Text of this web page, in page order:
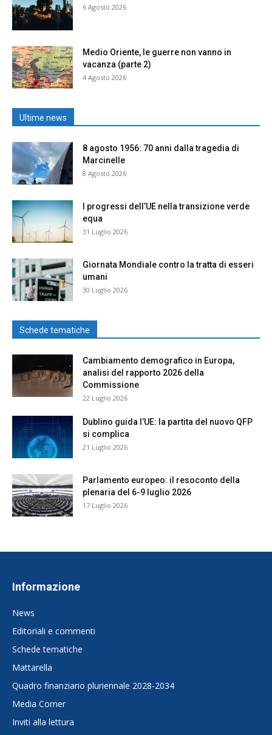
6 Agosto 2026
Medio Oriente, le guerre non vanno in
vacanza (parte 2)
4 Agosto 2026
Ultime news
8 agosto 1956: 70 anni dalla tragedia di
Marcinelle
8 Agosto 2026
I progressi dell’UE nella transizione verde
equa
31 Luglio 2026
Giornata Mondiale contro la tratta di esseri
umani
30 Luglio 2026
Schede tematiche
Cambiamento demografico in Europa,
analisi del rapporto 2026 della
Commissione
22 Luglio 2026
Dublino guida l’UE: la partita del nuovo QFP
si complica
21 Luglio 2026
Parlamento europeo: il resoconto della
plenaria del 6-9 luglio 2026
17 Luglio 2026
Informazione
News
Editoriali e commenti
Schede tematiche
Mattarella
Quadro finanziario pluriennale 2028-2034
Media Corner
Inviti alla lettura